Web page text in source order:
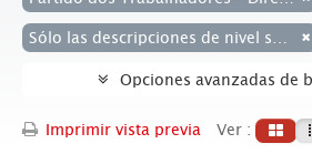
Opciones avanzadas de
Imprimir vista previa
Ver :